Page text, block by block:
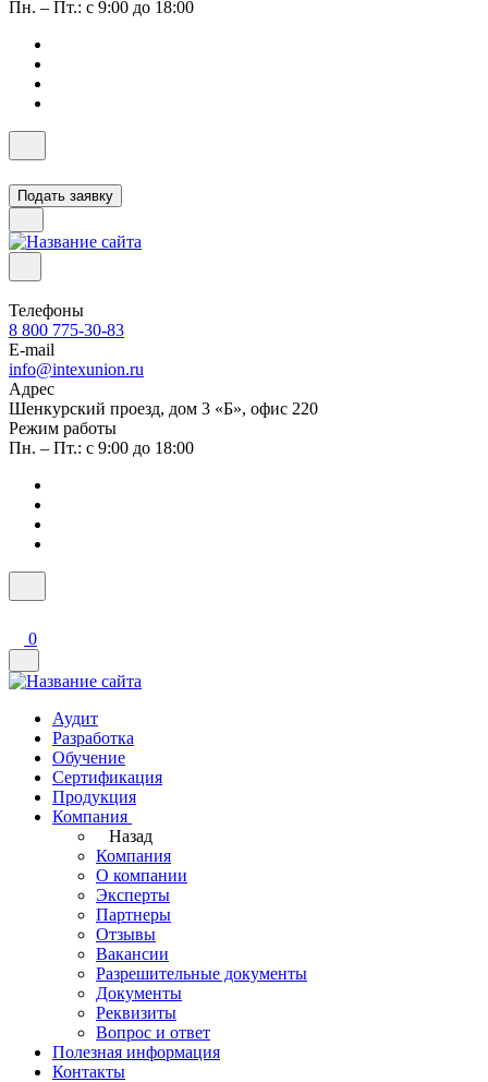
Пн. – Пт.: с 9:00 до 18:00
Подать заявку
Телефоны
8 800 775-30-83
E-mail
info@intexunion.ru
Адрес
Шенкурский проезд, дом 3 «Б», офис 220
Режим работы
Пн. – Пт.: с 9:00 до 18:00
0
Аудит
Разработка
Обучение
Сертификация
Продукция
Компания
Назад
Компания
О компании
Эксперты
Партнеры
Отзывы
Вакансии
Разрешительные документы
Документы
Реквизиты
Вопрос и ответ
Полезная информация
Контакты